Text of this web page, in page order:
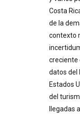
Costa
de la
contexto
creciente
datos del
Estados
del
llegadas